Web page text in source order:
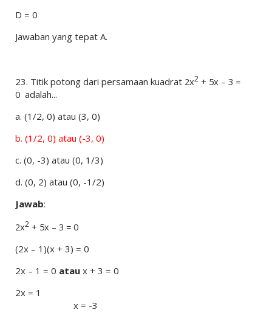
D = 0
Jawaban yang tepat A.
23. Titik potong dari persamaan kuadrat 2x2+ 5x – 3 =
0 adalah...
a. (1/2, 0) atau (3, 0)
b. (1/2, 0) atau (-3, 0)
c. (0, -3) atau (0, 1/3)
d. (0, 2) atau (0, -1/2)
Jawab:
2x2+ 5x – 3 = 0
(2x – 1)(x + 3) = 0
2x – 1 = 0 atau x + 3 = 0
2x = 1
x = -3